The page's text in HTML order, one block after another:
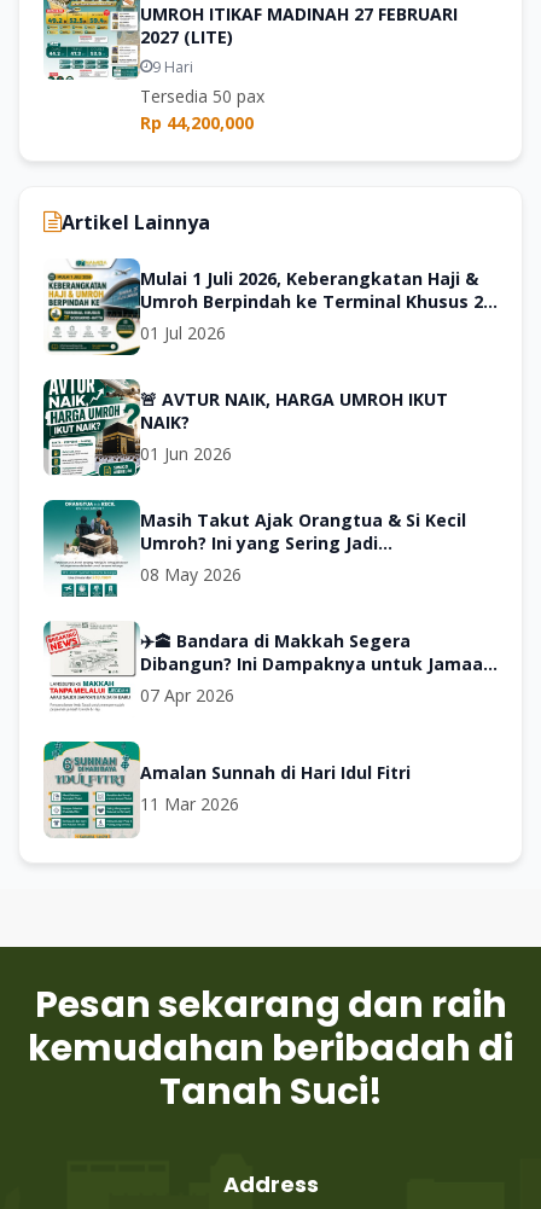
UMROH ITIKAF MADINAH 27 FEBRUARI
2027 (LITE)
9 Hari
Tersedia 50 pax
Rp 44,200,000
Artikel Lainnya
Mulai 1 Juli 2026, Keberangkatan Haji &
Umroh Berpindah ke Terminal Khusus 2F
Bandara Soekarno-Hatta
01 Jul 2026
🚨 AVTUR NAIK, HARGA UMROH IKUT
NAIK?
01 Jun 2026
Masih Takut Ajak Orangtua & Si Kecil
Umroh? Ini yang Sering Jadi
Kekhawatiran Keluarga 🤍
08 May 2026
✈️🕋 Bandara di Makkah Segera
Dibangun? Ini Dampaknya untuk Jamaah
Umroh & Haji
07 Apr 2026
Amalan Sunnah di Hari Idul Fitri
11 Mar 2026
Pesan sekarang dan raih
kemudahan beribadah di
Tanah Suci!
Address